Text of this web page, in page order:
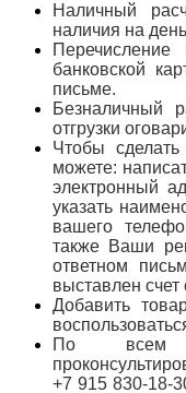
Наличный
наличия на день
Перечисление
банковской
письме.
Безналичный
отгрузки
Чтобы
можете:
электронный
указать
вашего
также Ваши
ответном
выставлен
Добавить
По всем
+7 915 830-18-